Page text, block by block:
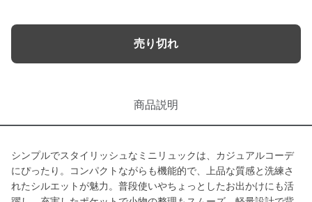
売り切れ
商品説明
シンプルでスタイリッシュなミニリュックは、カジュアルコーデ
にぴったり。コンパクトながらも機能的で、上品な質感と洗練さ
れたシルエットが魅力。普段使いやちょっとしたお出かけにも活